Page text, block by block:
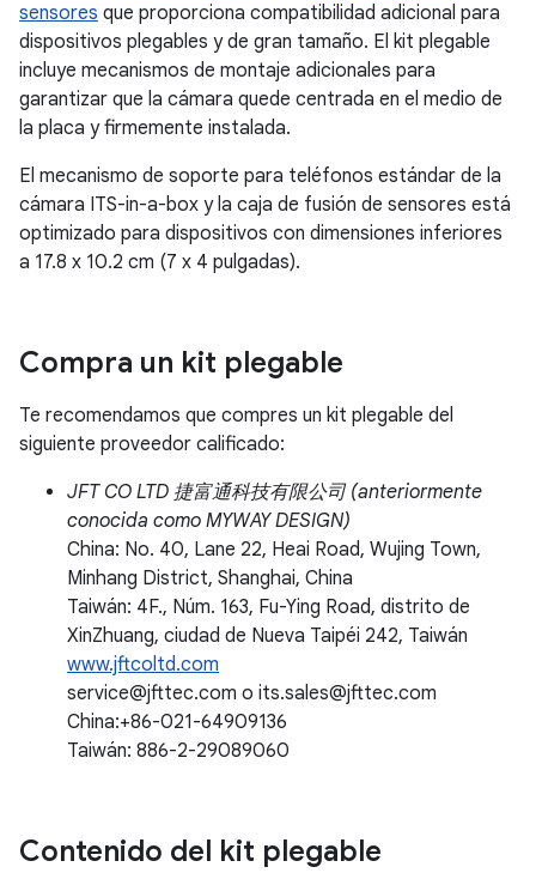
sensores que proporciona compatibilidad adicional para
dispositivos plegables y de gran tamaño. El kit plegable
incluye mecanismos de montaje adicionales para
garantizar que la cámara quede centrada en el medio de
la placa y firmemente instalada.
El mecanismo de soporte para teléfonos estándar de la
cámara ITS-in-a-box y la caja de fusión de sensores está
optimizado para dispositivos con dimensiones inferiores
a 17.8 x 10.2 cm (7 x 4 pulgadas).
Compra un kit plegable
Te recomendamos que compres un kit plegable del
siguiente proveedor calificado:
JFT CO LTD 捷富通科技有限公司 (anteriormente
conocida como MYWAY DESIGN)
China: No. 40, Lane 22, Heai Road, Wujing Town,
Minhang District, Shanghai, China
Taiwán: 4F., Núm. 163, Fu-Ying Road, distrito de
XinZhuang, ciudad de Nueva Taipéi 242, Taiwán
www.jftcoltd.com
service@jfttec.com o its.sales@jfttec.com
China:+86-021-64909136
Taiwán: 886-2-29089060
Contenido del kit plegable